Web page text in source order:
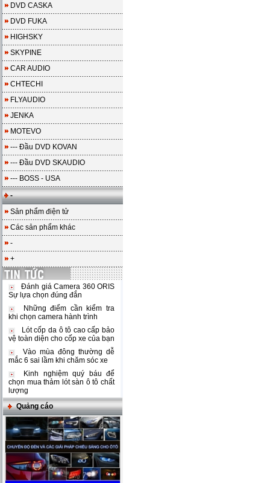
DVD CASKA
DVD FUKA
HIGHSKY
SKYPINE
CAR AUDIO
CHTECHI
FLYAUDIO
JENKA
MOTEVO
--- Đầu DVD KOVAN
--- Đầu DVD SKAUDIO
--- BOSS - USA
-
Sản phẩm điện tử
Các sản phẩm khác
-
+
Đánh giá Camera 360 ORIS
Sự lựa chọn đúng đắn
Những điểm cần kiểm tra
khi chọn camera hành trình
Lót cốp da ô tô cao cấp bảo
vệ toàn diện cho cốp xe của bạn
Vào mùa đông thường dễ
mắc 6 sai lầm khi chăm sóc xe
Kinh nghiệm quý báu để
chọn mua thảm lót sàn ô tô chất
lượng
Quảng cáo